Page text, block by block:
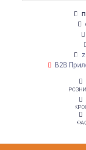
B2B